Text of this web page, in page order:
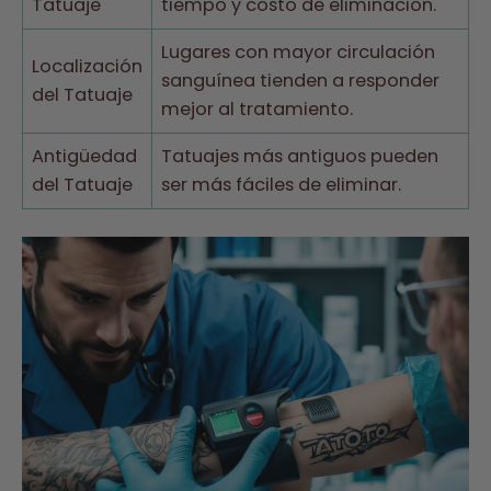
Tatuaje
tiempo y costo de eliminación.
Localización
del Tatuaje
Lugares con mayor circulación
sanguínea tienden a responder
mejor al tratamiento.
Antigüedad
del Tatuaje
Tatuajes más antiguos pueden
ser más fáciles de eliminar.